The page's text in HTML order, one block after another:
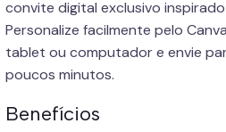
convite digital exclusivo
Personalize facilmente pelo
tablet ou computador e envie
poucos minutos.
Benefícios